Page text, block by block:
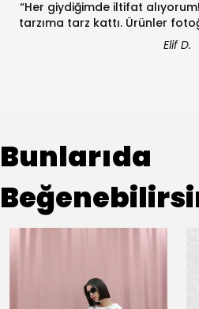
“Her giydiğimde iltifat
tarzıma tarz kattı. Ürünler
Elif D.
Bunlarıda